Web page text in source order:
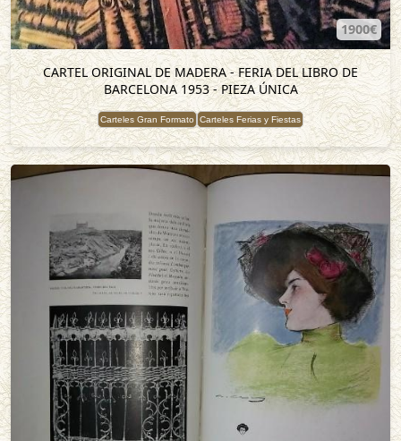
1900€
CARTEL ORIGINAL DE MADERA - FERIA DEL LIBRO DE
BARCELONA 1953 - PIEZA ÚNICA
Carteles Gran Formato Carteles Ferias y Fiestas